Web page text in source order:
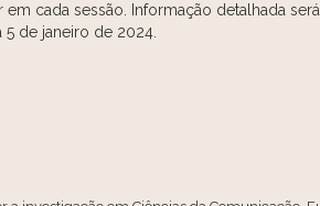
em cada sessão. Informação detalhada
5 de janeiro de 2024.